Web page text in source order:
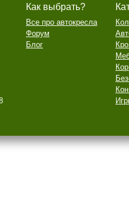
Как выбрать?
Все про автокресла
Форум
Блог